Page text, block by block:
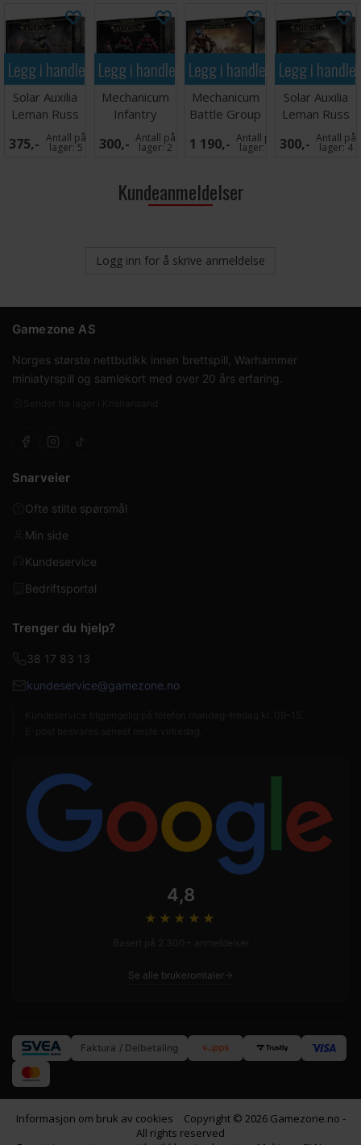
Legg i handlekurven
Solar Auxilia
Leman Russ
Executioner
375,- Antall på
lager:5
Legg i handlekurven
Mechanicum
Infantry
300,- Antall på
lager:2
Legg i handlekurven
Mechanicum
Battle Group
1 190,- Antall på
lager:
Legg i
Solar Auxilia
Leman Russ
Exterminator
300,- Antall på
lager:4
Kundeanmeldelser
Logg inn for å skrive anmeldelse
Gamezone AS
Norges største nettbutikk innen brettspill, Warhammer
miniatyrspill og samlekort med over 20 års erfaring.
Snarveier
Ofte stilte spørsmål
Min side
Kundeservice
Bedriftsportal
Trenger du hjelp?
38 17 83 13
kundeservice@gamezone.no
4,8
★★★★ ★
Se alle brukeromtaler
Faktura / Delbetaling
Informasjon om bruk av cookies
Copyright © 2026 Gamezone.no -
All rights reserved